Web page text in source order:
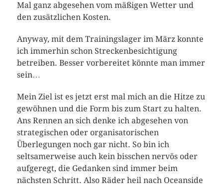
Mal ganz abgesehen vom mäßigen Wetter und
den zusätzlichen Kosten.
Anyway, mit dem Trainingslager im März konnte
ich immerhin schon Streckenbesichtigung
betreiben. Besser vorbereitet könnte man immer
sein…
Mein Ziel ist es jetzt erst mal mich an die Hitze zu
gewöhnen und die Form bis zum Start zu halten.
Ans Rennen an sich denke ich abgesehen von
strategischen oder organisatorischen
Überlegungen noch gar nicht. So bin ich
seltsamerweise auch kein bisschen nervös oder
aufgeregt, die Gedanken sind immer beim
nächsten Schritt. Also Räder heil nach Oceanside